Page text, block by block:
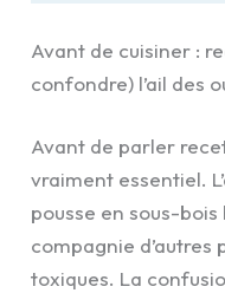
Avant de cuisiner :
confondre) l’ail des
Avant de parler
vraiment essentiel.
pousse en sous-
compagnie
toxiques. La